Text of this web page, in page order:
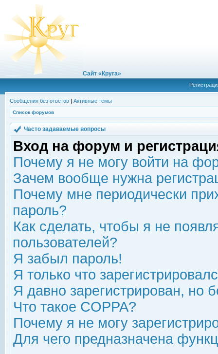
Сайт «Круга»
Сообщения без ответов | Активные темы
Список форумов
Часто задаваемые вопросы
Вход на форум и
Почему я не могу войти на
Зачем вообще нужна
Почему мне периодически
пароль?
Как сделать, чтобы я не
пользователей?
Я забыл пароль!
Я только что
Я давно зарегистрирован, но
Что такое COPPA?
Почему я не могу
Для чего предназначена